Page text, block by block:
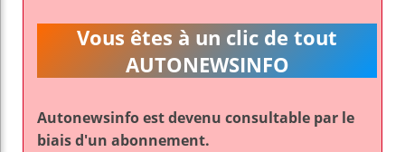
Vous êtes à un clic de tout
AUTONEWSINFO
Autonewsinfo est devenu consultable par le
biais d'un abonnement.